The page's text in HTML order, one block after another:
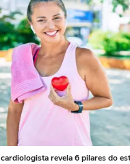
revela 6 pilares do